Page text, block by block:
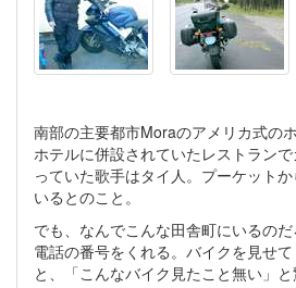
南部の主要都市Moraのアメリカ式の
ホテルに併設されていたレストラン
っていた歌手はタイ人。プーケット
いるとのこと。
でも、なんでこんな田舎町にいるの
電話の番号をくれる。バイクを見せ
と、「こんなバイク見たこと無い」